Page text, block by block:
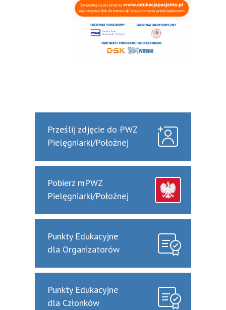
Prześlij zdjęcie do PWZ
Pielęgniarki/Położnej
Pobierz mPWZ
Pielęgniarki/Położnej
Punkty Edukacyjne
dla Organizatorów
Punkty Edukacyjne
dla Członków